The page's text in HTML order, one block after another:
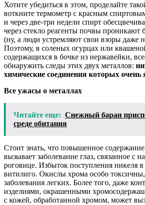
Хотите убедиться в этом, проделайте
воткните термометр с красным
и через две-три недели спирт
через стекло реагенты почвы проникают
(ну, а люди устремляют свои взоры даже
Поэтому, в соленых огурцах или
содержащихся в бочке из нержавейки,
обнаружить следы этих двух металлов:
химические соединения которых очень
Все ужасы о металлах
Читайте еще: Снежный баран
среде обитания
Стоит знать, что повышенное
вызывает заболевание глаз, связанное с
роговице. Избыток поступления никеля
витилиго. Окислы хрома особо
заболевания легких. Более того, даже
изделиями, окрашенными
с кожей, обработанной хромом, может